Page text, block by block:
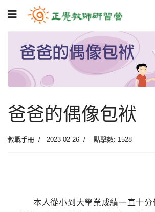
爸爸的偶像包袱
教戰手冊 2023-02-26 點擊數: 1528
本人從小到大學業成績一直十分